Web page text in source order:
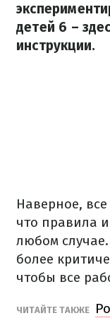
детей 6 –
инструкции.
Наверное, все
что правила
любом
более
чтобы все
ЧИТАЙТЕ ТАКЖЕ